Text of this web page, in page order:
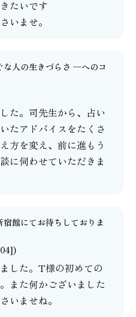
たいです
いませ。
人の生きづらさ ─へのコ
た。司先生から、占い
たアドバイスをたくさ
方を変え、前に進もう
に伺わせていただきま
館にてお待ちしておりま
した。T様の初めての
また何かございました
いませね。